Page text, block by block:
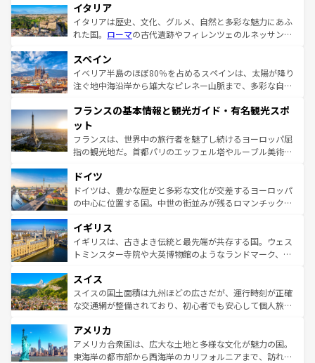
イタリア
イタリアは歴史、文化、グルメ、自然と多彩な魅力にあふ
れた国。 ローマの古代遺跡やフィレンツェのルネッサンス
ろん、トスカーナの美しい田園風景やアマルフィ海岸の絶
景など、自然景観も見逃せない。観光の合間には、本場の
ピザやパスタなど、絶品のイタリア料理を堪能することも
ませてくれるイタリアで、忘れられない旅をしてみよう！
なお、新着のイタリア情報は
しい。
スペイン
イベリア半島のほぼ80％を占めるスペインは、太陽が降り
注ぐ地中海沿岸から雄大なピレネー山脈まで、多彩な自然
文化が根付くこの国では、情熱的なフラメンコ、熱気あふ
れる闘牛、そして美味しいタパスが生活の一部となってい
る。首都マドリードの洗練された雰囲気や、バルセロナの
アートに溢れた街角から、地方では古代ローマ遺跡や中世
せる。地方によって風土や気候が異なるスペインはその個
性で訪れる人を魅了する。 なお、新着のスペイン情報は コ
ンテンツ一覧を参照してほしい。
フランスの基本情報と観光ガイド・有名観光スポ
ット
フランスは、世界中の旅行者を魅了し続けるヨーロッパ屈
指の観光地だ。首都パリのエッフェル塔やルーブル美術館
で、幅広い魅力が詰まっている。華麗な宮殿、歴史的な大
聖堂、美しいビーチ、そして豊かな自然が、訪れる者を心
から魅了する。また、フランスは美食の国としても知ら
いる。シャンパンの発祥地であるランス、プロヴァンスの
香り高いラベンダー畑など、多彩な楽しみ方が可能だ。さ
らに、パリ以外の地域にも魅力が溢れており、どの街角に
れる地方に足を運ぶとそれぞれで全く異なる文化を体験で
きるだろう。 なお、新着のフランス情報はコンテンツ一覧
を参照してほしい。
ドイツ
ドイツは、豊かな歴史と多彩な文化が交差するヨーロッパ
の中心に位置する国。中世の街並みが残るロマンチック街
顔を持つこの国は、どこを歩いても飽きることがない。ベ
ルリンの文化的活気、バイエルン州のアルプスの絶景、そ
してライン川沿いのワイン畑といった風景は必見。ビール
は、お酒好きな人にはぜひ体験してほしい。 なお、新着の
ドイツ情報はコンテンツ一覧を参照してほしい。
イギリス
イギリスは、古きよき伝統と最先端が共存する国。ウェス
トミンスター寺院や大英博物館のようなランドマーク、歴
リアごとに異なる魅力がある。また、優雅なアフタヌーン
ティー、ビール好きにはたまらない英国パブ、サッカー観
戦など、本場だからこそできる体験も豊富。イギリスを旅
ンツ一覧を参照してほしい。
スイス
スイスの国土面積は九州ほどの広さだが、運行時刻が正確
な交通網が整備されており、初心者でも安心して個人旅行
の建物がそのまま残る町や、スイスならではのユニークな
博物館もあり、アルプス観光だけでなく町歩きも満喫する
ことができる。国民の所得が高いため物価も高いが、旅行
アメリカ
アメリカ合衆国は、広大な土地と多様な文化が魅力の国。
東海岸の都市部から西海岸のカリフォルニアまで、訪れる